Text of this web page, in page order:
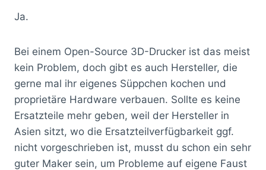
Ja.
Bei einem Open-Source 3D-Drucker ist das meist
kein Problem, doch gibt es auch Hersteller, die
gerne mal ihr eigenes Süppchen kochen und
proprietäre Hardware verbauen. Sollte es keine
Ersatzteile mehr geben, weil der Hersteller in
Asien sitzt, wo die Ersatzteilverfügbarkeit ggf.
nicht vorgeschrieben ist, musst du schon ein sehr
guter Maker sein, um Probleme auf eigene Faust